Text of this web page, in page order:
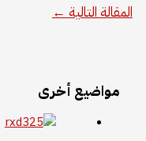
المقالة التالية ←
مواضيع أخرى